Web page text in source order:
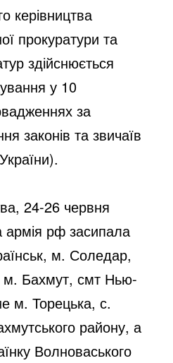
керівництва
прокуратури та
здійснюється
у 10
за
законів та звичаїв
24-26 червня
рф засипала
м. Соледар,
м. Бахмут, смт Нью-
м. Торецька, с.
району, а
Волноваського